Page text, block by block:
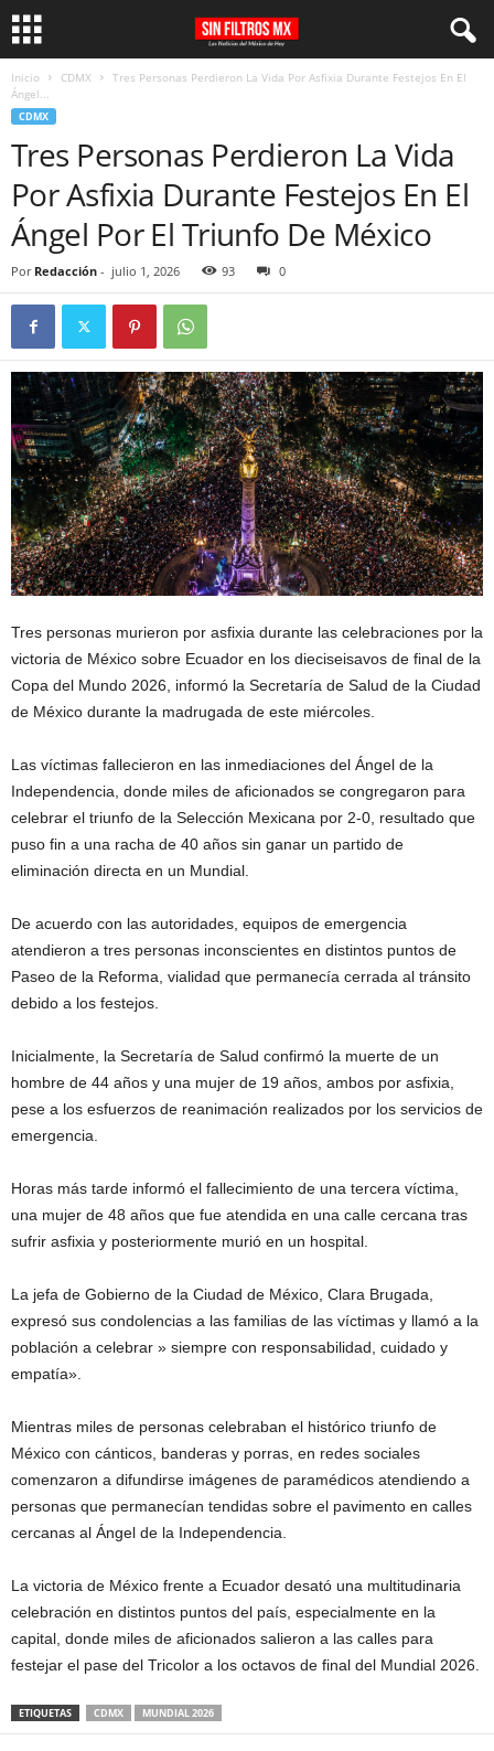
Inicio CDMX
Tres Personas Perdieron La Vida Por Asfixia Durante Festejos En El
Ángel...
CDMX
Tres Personas Perdieron La Vida
Por Asfixia Durante Festejos En El
Ángel Por El Triunfo De México
Por Redacción - julio 1, 2026 93 0
Tres personas murieron por asfixia durante las celebraciones por la
victoria de México sobre Ecuador en los dieciseisavos de final de la
Copa del Mundo 2026, informó la Secretaría de Salud de la Ciudad
de México durante la madrugada de este miércoles.
Las víctimas fallecieron en las inmediaciones del Ángel de la
Independencia, donde miles de aficionados se congregaron para
celebrar el triunfo de la Selección Mexicana por 2-0, resultado que
puso fin a una racha de 40 años sin ganar un partido de
eliminación directa en un Mundial.
De acuerdo con las autoridades, equipos de emergencia
atendieron a tres personas inconscientes en distintos puntos de
Paseo de la Reforma, vialidad que permanecía cerrada al tránsito
debido a los festejos.
Inicialmente, la Secretaría de Salud confirmó la muerte de un
hombre de 44 años y una mujer de 19 años, ambos por asfixia,
pese a los esfuerzos de reanimación realizados por los servicios de
emergencia.
Horas más tarde informó el fallecimiento de una tercera víctima,
una mujer de 48 años que fue atendida en una calle cercana tras
sufrir asfixia y posteriormente murió en un hospital.
La jefa de Gobierno de la Ciudad de México, Clara Brugada,
expresó sus condolencias a las familias de las víctimas y llamó a la
población a celebrar » siempre con responsabilidad, cuidado y
empatía».
Mientras miles de personas celebraban el histórico triunfo de
México con cánticos, banderas y porras, en redes sociales
comenzaron a difundirse imágenes de paramédicos atendiendo a
personas que permanecían tendidas sobre el pavimento en calles
cercanas al Ángel de la Independencia.
La victoria de México frente a Ecuador desató una multitudinaria
celebración en distintos puntos del país, especialmente en la
capital, donde miles de aficionados salieron a las calles para
festejar el pase del Tricolor a los octavos de final del Mundial 2026.
ETIQUETAS CDMX MUNDIAL 2026